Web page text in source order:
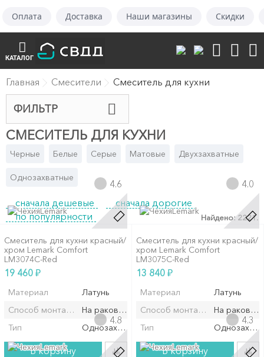
Оплата Доставка Наши магазины Скидки
КАТАЛОГ
Главная Смесители Смеситель для кухни
ФИЛЬТР
СМЕСИТЕЛЬ ДЛЯ КУХНИ
Черные Белые Серые Матовые Двухзахватные
Однозахватные
сначала дешевые
сначала дорогие
по популярности
Найдено: 2221.
Lemark
4.6
Смеситель для кухни красный/
хром Lemark Comfort
LM3074C-Red
19 460 ₽
Материал
Латунь
Способ монтажа/установкиНа раковину/мойку
Тип
Однозахватный
В корзину
Lemark
4.0
Смеситель для кухни красный/
хром Lemark Comfort
LM3075C-Red
13 840 ₽
Материал
Латунь
Способ монтажа/установки
На
Тип
В корзину
Lemark
4.8
Lemark
4.3